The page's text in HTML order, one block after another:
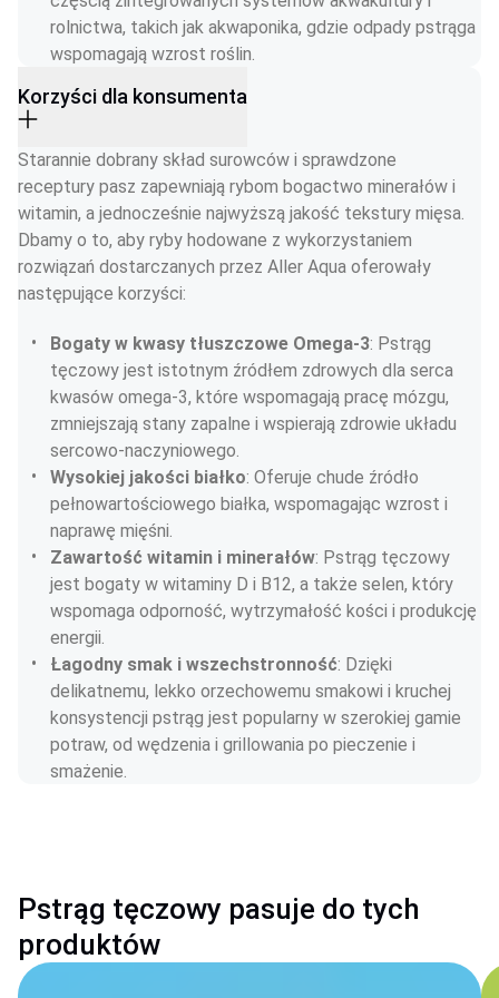
rolnictwa, takich jak akwaponika, gdzie odpady pstrąga
wspomagają wzrost roślin.
Korzyści dla konsumenta
Starannie dobrany skład surowców i sprawdzone
receptury pasz zapewniają rybom bogactwo minerałów i
witamin, a jednocześnie najwyższą jakość tekstury mięsa.
Dbamy o to, aby ryby hodowane z wykorzystaniem
rozwiązań dostarczanych przez Aller Aqua oferowały
następujące korzyści:
Bogaty w kwasy tłuszczowe Omega-3: Pstrąg
tęczowy jest istotnym źródłem zdrowych dla serca
kwasów omega-3, które wspomagają pracę mózgu,
zmniejszają stany zapalne i wspierają zdrowie układu
sercowo-naczyniowego.
Wysokiej jakości białko: Oferuje chude źródło
pełnowartościowego białka, wspomagając wzrost i
naprawę mięśni.
Zawartość witamin i minerałów: Pstrąg tęczowy
jest bogaty w witaminy D i B12, a także selen, który
wspomaga odporność, wytrzymałość kości i produkcję
energii.
Łagodny smak i wszechstronność: Dzięki
delikatnemu, lekko orzechowemu smakowi i kruchej
konsystencji pstrąg jest popularny w szerokiej gamie
potraw, od wędzenia i grillowania po pieczenie i
smażenie.
Pstrąg tęczowy pasuje do tych
produktów